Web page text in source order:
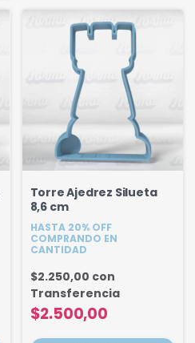
Torre Ajedrez Silueta
8,6 cm
HASTA 20% OFF
COMPRANDO EN
CANTIDAD
$2.500,00
$2.250,00 con
Transferencia